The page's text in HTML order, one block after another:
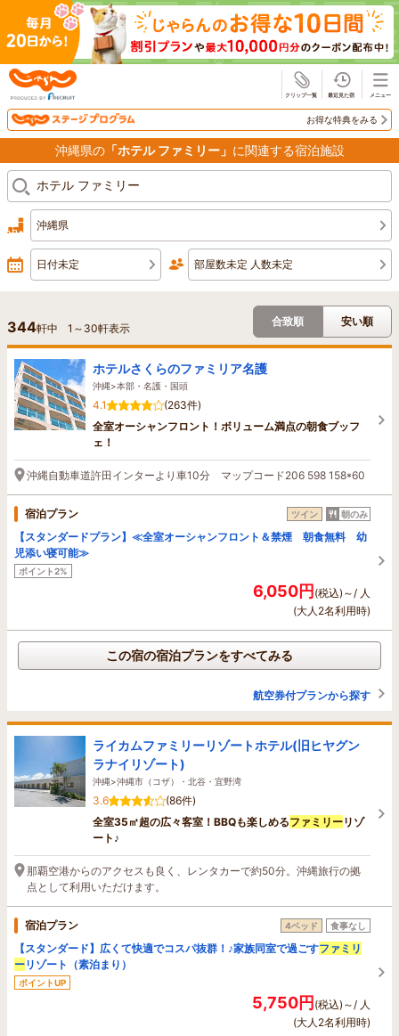
お得な特典をみる
沖縄県の「ホテル ファミリー」 に関連する宿泊施設
沖縄県
日付未定 部屋数未定 人数未定
344軒中 1 ～ 30軒表示
合致順 安い順
ホテルさくらのファミリア名護
沖縄>本部・名護・国頭
4.1
(263件)
全室オーシャンフロント！ボリューム満点の朝食ブッフ
ェ！
沖縄自動車道許田インターより車10分 マップコード206 598 158*60
宿泊プラン ツイン 朝のみ
【スタンダードプラン】≪全室オーシャンフロント＆禁煙 朝食無料 幼
児添い寝可能≫
ポイント2%
6,050円(税込)～/ 人
(大人2名利用時)
この宿の宿泊プランをすべてみる
航空券付プランから探す
ライカムファミリーリゾートホテル(旧ヒヤグン
ラナイリゾート)
沖縄>沖縄市（コザ）・北谷・宜野湾
3.6
(86件)
全室35㎡超の広々客室！BBQも楽しめるファミリーリゾ
ート♪
那覇空港からのアクセスも良く、レンタカーで約50分。沖縄旅行の拠
点として利用いただけます。
宿泊プラン 4ベッド 食事なし
【スタンダード】広くて快適でコスパ抜群！♪家族同室で過ごすファミリ
ーリゾート（素泊まり）
ポイントUP
5,750円(税込)～/ 人
(大人2名利用時)